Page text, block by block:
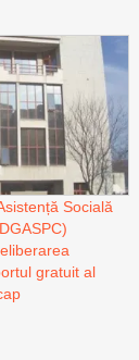
Socială
gratuit al